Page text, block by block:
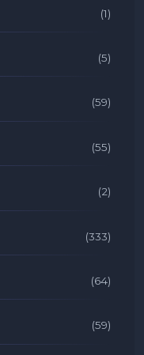
(1)
(5)
(59)
(55)
(2)
(333)
(64)
(59)